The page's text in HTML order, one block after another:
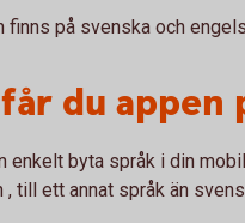
finns på svenska och
du appen
enkelt byta språk i din
, till ett annat språk än